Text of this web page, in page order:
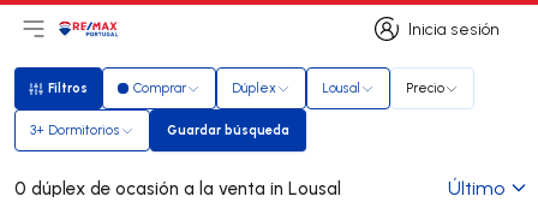
Inicia sesión
Inicia sesión
Abrir el menú principal
Logotipo
Filtros
Filtros Comprar Dúplex Lousal Precio
3+ Dormitorios Guardar búsqueda
Guardar búsqueda
0 dúplex de ocasión a la venta in Lousal Último